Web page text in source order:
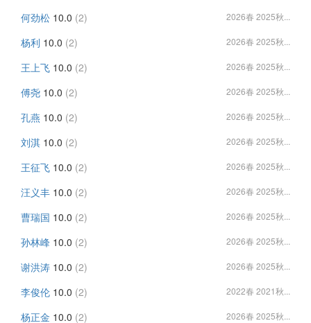
何劲松 10.0 (2) 2026春 2025秋...
杨利 10.0 (2) 2026春 2025秋...
王上飞 10.0 (2) 2026春 2025秋...
傅尧 10.0 (2) 2026春 2025秋...
孔燕 10.0 (2) 2026春 2025秋...
刘淇 10.0 (2) 2026春 2025秋...
王征飞 10.0 (2) 2026春 2025秋...
汪义丰 10.0 (2) 2026春 2025秋...
曹瑞国 10.0 (2) 2026春 2025秋...
孙林峰 10.0 (2) 2026春 2025秋...
谢洪涛 10.0 (2) 2026春 2025秋...
李俊伦 10.0 (2) 2022春 2021秋...
杨正金 10.0 (2) 2026春 2025秋...